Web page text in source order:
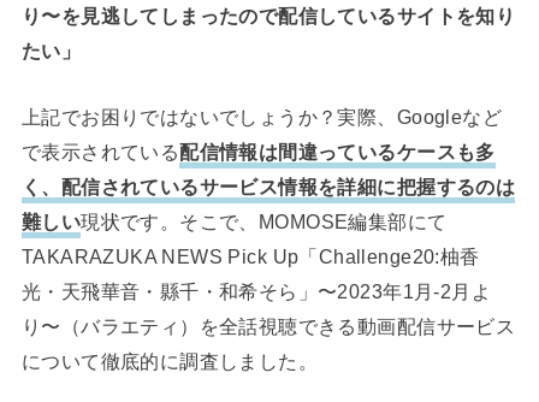
り〜を見逃してしまったので配信しているサイトを知り
たい」
上記でお困りではないでしょうか？実際、Googleなど
で表示されている配信情報は間違っているケースも多
く、配信されているサービス情報を詳細に把握するのは
難しい現状です。そこで、MOMOSE編集部にて
TAKARAZUKA NEWS Pick Up「Challenge20:柚香
光・天飛華音・縣千・和希そら」〜2023年1月-2月よ
り〜（バラエティ）を全話視聴できる動画配信サービス
について徹底的に調査しました。